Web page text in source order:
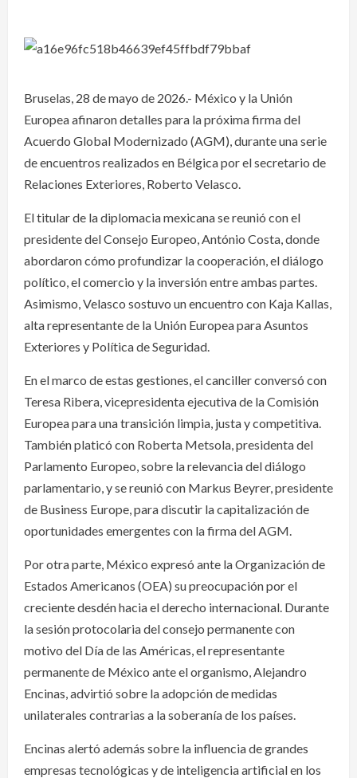
Bruselas, 28 de mayo de 2026.- México y la Unión
Europea afinaron detalles para la próxima firma del
Acuerdo Global Modernizado (AGM), durante una serie
de encuentros realizados en Bélgica por el secretario de
Relaciones Exteriores, Roberto Velasco.
El titular de la diplomacia mexicana se reunió con el
presidente del Consejo Europeo, António Costa, donde
abordaron cómo profundizar la cooperación, el diálogo
político, el comercio y la inversión entre ambas partes.
Asimismo, Velasco sostuvo un encuentro con Kaja Kallas,
alta representante de la Unión Europea para Asuntos
Exteriores y Política de Seguridad.
En el marco de estas gestiones, el canciller conversó con
Teresa Ribera, vicepresidenta ejecutiva de la Comisión
Europea para una transición limpia, justa y competitiva.
También platicó con Roberta Metsola, presidenta del
Parlamento Europeo, sobre la relevancia del diálogo
parlamentario, y se reunió con Markus Beyrer, presidente
de Business Europe, para discutir la capitalización de
oportunidades emergentes con la firma del AGM.
Por otra parte, México expresó ante la Organización de
Estados Americanos (OEA) su preocupación por el
creciente desdén hacia el derecho internacional. Durante
la sesión protocolaria del consejo permanente con
motivo del Día de las Américas, el representante
permanente de México ante el organismo, Alejandro
Encinas, advirtió sobre la adopción de medidas
unilaterales contrarias a la soberanía de los países.
Encinas alertó además sobre la influencia de grandes
empresas tecnológicas y de inteligencia artificial en los